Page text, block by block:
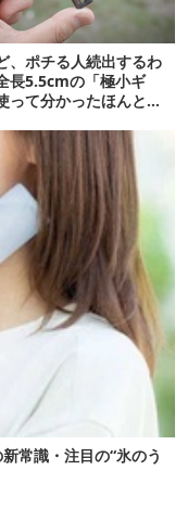
、ポチる人続出するわ
長5.5cmの「極小ギ
って分かったほんとの
常識・注目の“氷のう